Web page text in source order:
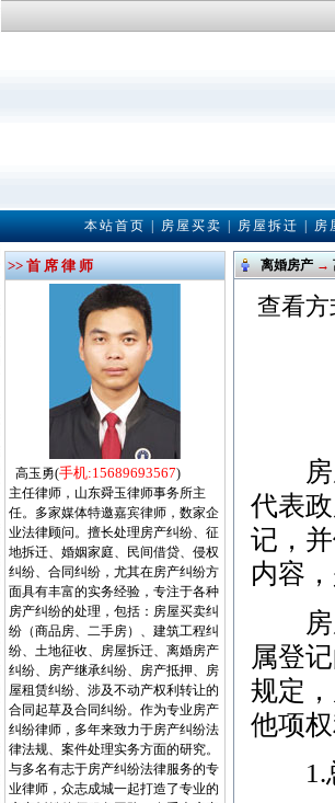
本站首页|房屋买卖|房屋拆迁|房
>> 首 席 律 师
高玉勇(手机:15689693567)
主任律师，山东舜玉律师事务所主
任。多家媒体特邀嘉宾律师，数家企
业法律顾问。擅长处理房产纠纷、征
地拆迁、婚姻家庭、民间借贷、侵权
纠纷、合同纠纷，尤其在房产纠纷方
面具有丰富的实务经验，专注于各种
房产纠纷的处理，包括：房屋买卖纠
纷（商品房、二手房）、建筑工程纠
纷、土地征收、房屋拆迁、离婚房产
纠纷、房产继承纠纷、房产抵押、房
屋租赁纠纷、涉及不动产权利转让的
合同起草及合同纠纷。作为专业房产
纠纷律师，多年来致力于房产纠纷法
律法规、案件处理实务方面的研究。
与多名有志于房产纠纷法律服务的专
业律师，众志成城一起打造了专业的
离婚房产→
查看
房屋
代表
记，
内容
房屋
属登
规定
他项
1.